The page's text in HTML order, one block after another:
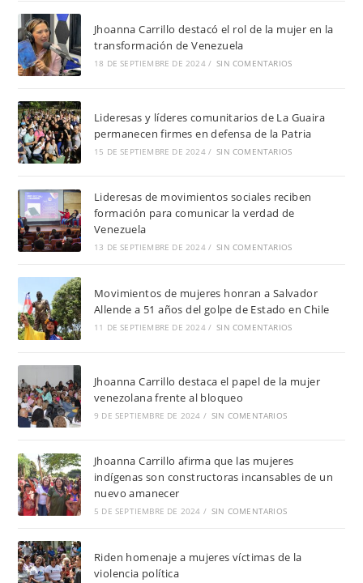
Jhoanna Carrillo destacó el rol de la mujer en la
transformación de Venezuela
18 DE SEPTIEMBRE DE 2024 / SIN COMENTARIOS
Lideresas y líderes comunitarios de La Guaira
permanecen firmes en defensa de la Patria
15 DE SEPTIEMBRE DE 2024 / SIN COMENTARIOS
Lideresas de movimientos sociales reciben
formación para comunicar la verdad de
Venezuela
13 DE SEPTIEMBRE DE 2024 / SIN COMENTARIOS
Movimientos de mujeres honran a Salvador
Allende a 51 años del golpe de Estado en Chile
11 DE SEPTIEMBRE DE 2024 / SIN COMENTARIOS
Jhoanna Carrillo destaca el papel de la mujer
venezolana frente al bloqueo
9 DE SEPTIEMBRE DE 2024 / SIN COMENTARIOS
Jhoanna Carrillo afirma que las mujeres
indígenas son constructoras incansables de un
nuevo amanecer
5 DE SEPTIEMBRE DE 2024 / SIN COMENTARIOS
Riden homenaje a mujeres víctimas de la
violencia política